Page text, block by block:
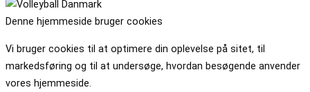
Denne hjemmeside bruger cookies
Vi bruger cookies til at optimere din oplevelse på sitet, til
markedsføring og til at undersøge, hvordan besøgende anvender
vores hjemmeside.